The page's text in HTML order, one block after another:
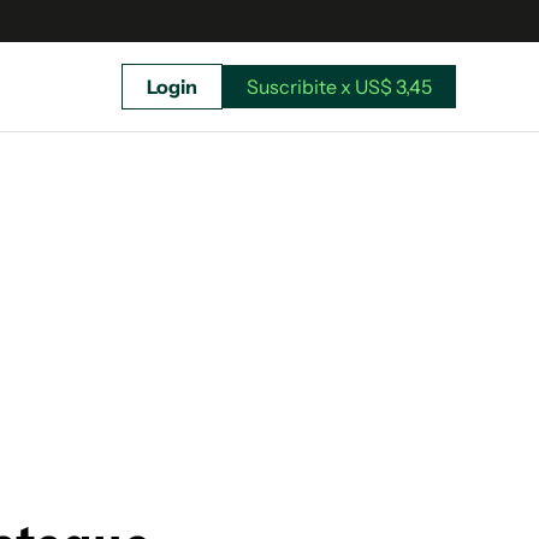
Login Suscribite x US$ 3,45